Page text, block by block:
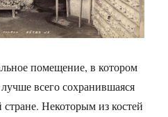
помещение, в котором
всего сохранившаяся
стране. Некоторым из костей